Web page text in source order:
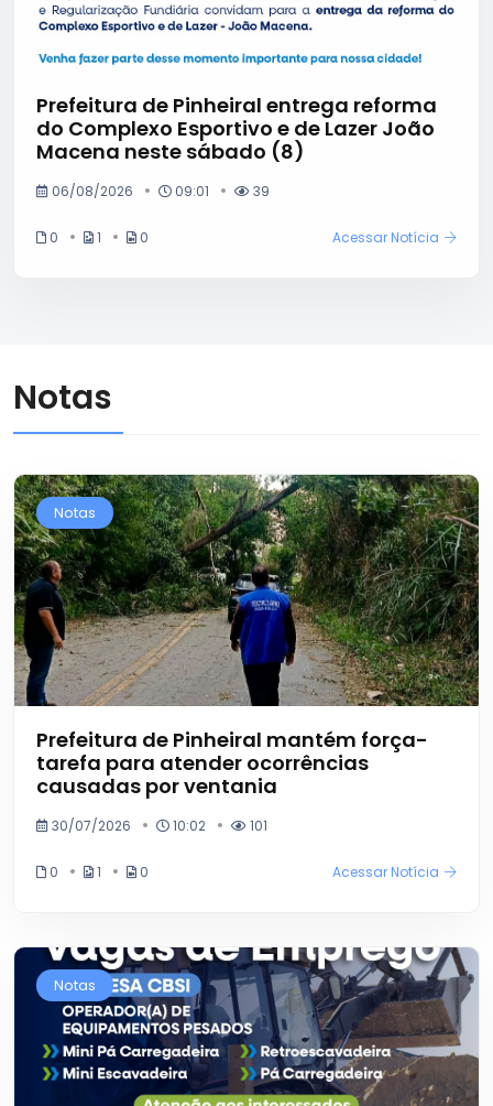
Prefeitura de Pinheiral entrega reforma
do Complexo Esportivo e de Lazer João
Macena neste sábado (8)
06/08/2026 09:01 39
0 1 0 Acessar Notícia
Notas
Notas
Prefeitura de Pinheiral mantém força-
tarefa para atender ocorrências
causadas por ventania
30/07/2026 10:02 101
0 1 0 Acessar Notícia
Notas